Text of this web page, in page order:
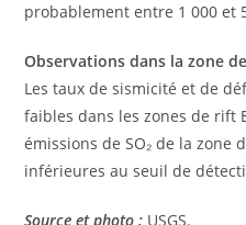
probablement entre 1 000 et
Observations dans la zone
Les taux de sismicité et de
faibles dans les zones de rift
émissions de SO₂ de la zone
inférieures au seuil de
Source et photo : USGS.